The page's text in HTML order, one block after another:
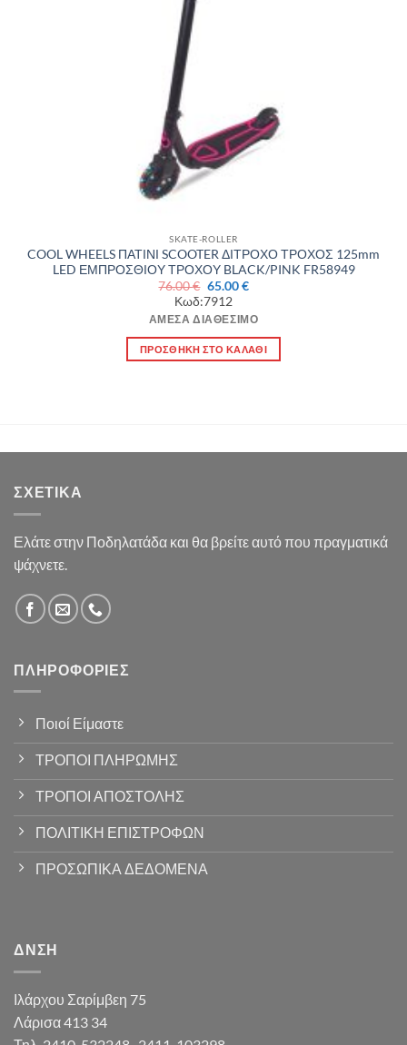
SKATE-ROLLER
COOL WHEELS ΠΑΤΙΝΙ SCOOTER ΔΙΤΡΟΧΟ ΤΡΟΧΟΣ 125mm
LED ΕΜΠΡΟΣΘΙΟΥ ΤΡΟΧΟΥ BLACK/PINK FR58949
76.00€ Original
price
was:
76.00 €.
65.00€Η
είναι:
Κωδ:7912
ΆΜΕΣΑ ΔΙΑΘΈΣΙΜΟ
ΠΡΟΣΘΉΚΗ ΣΤΟ ΚΑΛΆΘΙ
ΣΧΕΤΙΚΆ
Ελάτε στην Ποδηλατάδα και θα βρείτε αυτό που πραγματικά
ψάχνετε.
ΠΛΗΡΟΦΟΡΊΕΣ
Ποιοί Είμαστε
ΤΡΟΠΟΙ ΠΛΗΡΩΜΗΣ
ΤΡΟΠΟΙ ΑΠΟΣΤΟΛΗΣ
ΠΟΛΙΤΙΚΗ ΕΠΙΣΤΡΟΦΩΝ
ΠΡΟΣΩΠΙΚΑ ΔΕΔΟΜΕΝΑ
ΔΝΣΗ
Ιλάρχου Σαρίμβεη 75
Λάρισα 413 34